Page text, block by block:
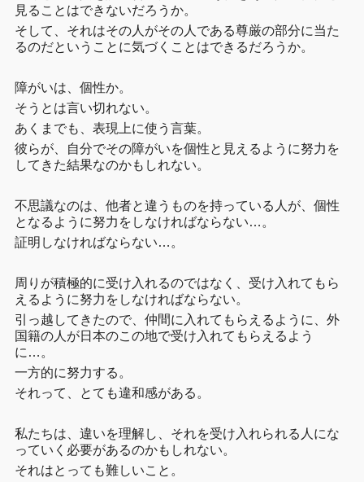
見ることはできないだろうか。
そして、それはその人がその人である尊厳の部分に当た
るのだということに気づくことはできるだろうか。
障がいは、個性か。
そうとは言い切れない。
あくまでも、表現上に使う言葉。
彼らが、自分でその障がいを個性と見えるように努力を
してきた結果なのかもしれない。
不思議なのは、他者と違うものを持っている人が、個性
となるように努力をしなければならない…。
証明しなければならない…。
周りが積極的に受け入れるのではなく、受け入れてもら
えるように努力をしなければならない。
引っ越してきたので、仲間に入れてもらえるように、外
国籍の人が日本のこの地で受け入れてもらえるよう
に…。
一方的に努力する。
それって、とても違和感がある。
私たちは、違いを理解し、それを受け入れられる人にな
っていく必要があるのかもしれない。
それはとっても難しいこと。